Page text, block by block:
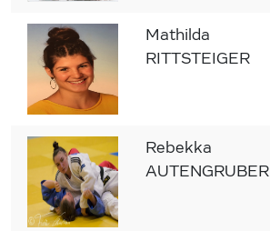
Mathilda
RITTSTEIGER
Rebekka
AUTENGRUBER